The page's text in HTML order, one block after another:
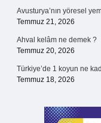
Avusturya’nın yöresel
Temmuz 21, 2026
Ahval kelâm ne demek ?
Temmuz 20, 2026
Türkiye’de 1 koyun ne
Temmuz 18, 2026